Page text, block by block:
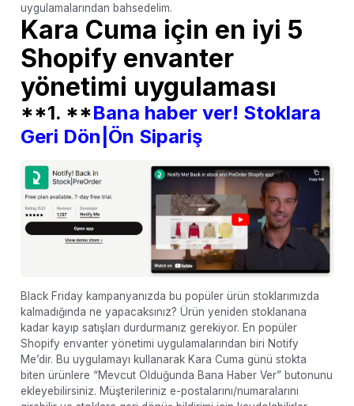
uygulamalarından bahsedelim.
Kara Cuma için en iyi 5
Shopify envanter
yönetimi uygulaması
**1. **Bana haber ver! Stoklara
Geri Dön|Ön Sipariş
Black Friday kampanyanızda bu popüler ürün stoklarımızda
kalmadığında ne yapacaksınız? Ürün yeniden stoklanana
kadar kayıp satışları durdurmanız gerekiyor. En popüler
Shopify envanter yönetimi uygulamalarından biri Notify
Me’dir. Bu uygulamayı kullanarak Kara Cuma günü stokta
biten ürünlere “Mevcut Olduğunda Bana Haber Ver” butonunu
ekleyebilirsiniz. Müşterileriniz e-postalarını/numaralarını